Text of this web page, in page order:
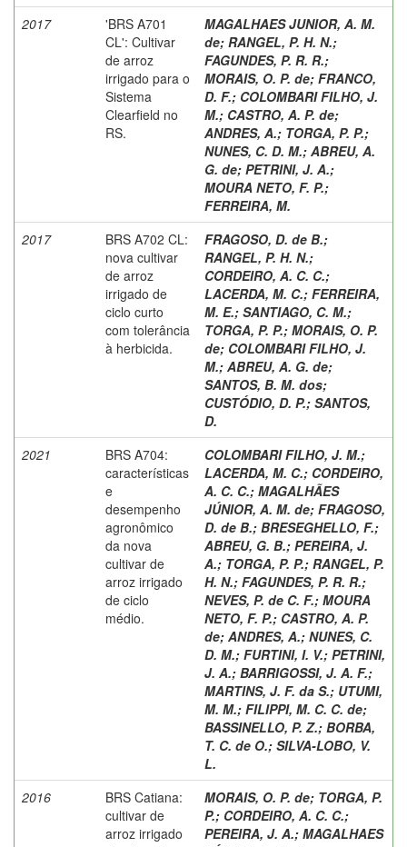
2017
'BRS A701
CL': Cultivar
de arroz
irrigado para o
Sistema
Clearfield no
RS.
MAGALHAES JUNIOR, A. M.
de; RANGEL, P. H. N.;
FAGUNDES, P. R. R.;
MORAIS, O. P. de; FRANCO,
D. F.; COLOMBARI FILHO, J.
M.; CASTRO, A. P. de;
ANDRES, A.; TORGA, P. P.;
NUNES, C. D. M.; ABREU, A.
G. de; PETRINI, J. A.;
MOURA NETO, F. P.;
FERREIRA, M.
2017
BRS A702 CL:
nova cultivar
de arroz
irrigado de
ciclo curto
com tolerância
à herbicida.
FRAGOSO, D. de B.;
RANGEL, P. H. N.;
CORDEIRO, A. C. C.;
LACERDA, M. C.; FERREIRA,
M. E.; SANTIAGO, C. M.;
TORGA, P. P.; MORAIS, O. P.
de; COLOMBARI FILHO, J.
M.; ABREU, A. G. de;
SANTOS, B. M. dos;
CUSTÓDIO, D. P.; SANTOS,
D.
2021
BRS A704:
características
e
desempenho
agronômico
da nova
cultivar de
arroz irrigado
de ciclo
médio.
COLOMBARI FILHO, J. M.;
LACERDA, M. C.; CORDEIRO,
A. C. C.; MAGALHÃES
JÚNIOR, A. M. de; FRAGOSO,
D. de B.; BRESEGHELLO, F.;
ABREU, G. B.; PEREIRA, J.
A.; TORGA, P. P.; RANGEL, P.
H. N.; FAGUNDES, P. R. R.;
NEVES, P. de C. F.; MOURA
NETO, F. P.; CASTRO, A. P.
de; ANDRES, A.; NUNES, C.
D. M.; FURTINI, I. V.; PETRINI,
J. A.; BARRIGOSSI, J. A. F.;
MARTINS, J. F. da S.; UTUMI,
M. M.; FILIPPI, M. C. C. de;
BASSINELLO, P. Z.; BORBA,
T. C. de O.; SILVA-LOBO, V.
L.
2016
BRS Catiana:
cultivar de
arroz irrigado
MORAIS, O. P. de; TORGA, P.
P.; CORDEIRO, A. C. C.;
PEREIRA, J. A.; MAGALHAES